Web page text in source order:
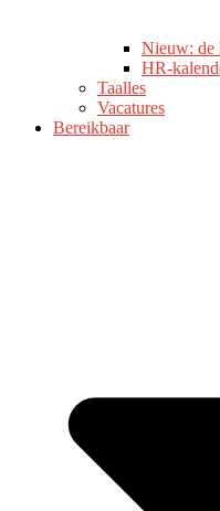
Nieuw: de
HR-
Taalles
Vacatures
Bereikbaar